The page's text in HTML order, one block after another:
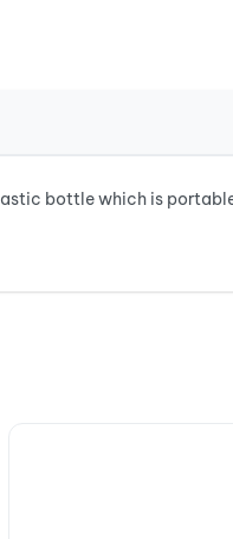
bottle which is